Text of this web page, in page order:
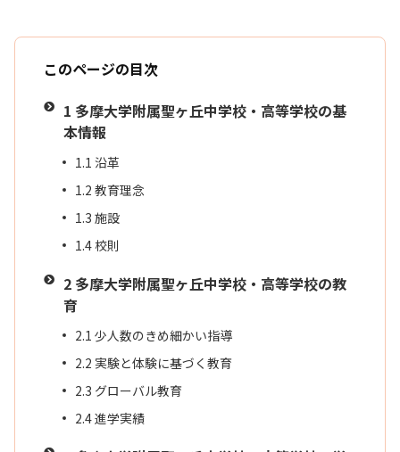
このページの目次
1 多摩大学附属聖ヶ丘中学校・高等学校の基
本情報
1.1 沿革
1.2 教育理念
1.3 施設
1.4校則
2 多摩大学附属聖ヶ丘中学校・高等学校の教
育
2.1 少人数のきめ細かい指導
2.2 実験と体験に基づく教育
2.3 グローバル教育
2.4進学実績